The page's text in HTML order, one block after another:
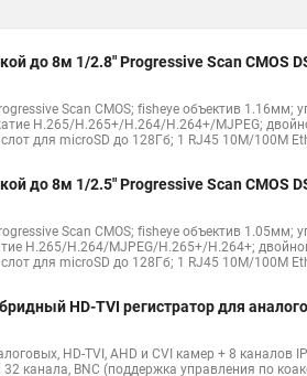
Купольная камера Уличная камера
до 8м 1/2.8" Progressive Scan CMOS
Scan CMOS; fisheye объектив 1.16мм;
H.265/H.265+/H.264/H.264+/MJPEG;
для microSD до 128Гб; 1 RJ45 10M/100M
до 8м 1/2.5" Progressive Scan CMOS
Scan CMOS; fisheye объектив 1.05мм;
H.265/H.264/MJPEG/H.265+/H.264+;
для microSD до 128Гб; 1 RJ45 10M/100M
HD-TVI регистратор для
HD-TVI, AHD и CVI камер + 8 каналов
канала, BNC (поддержка управления по